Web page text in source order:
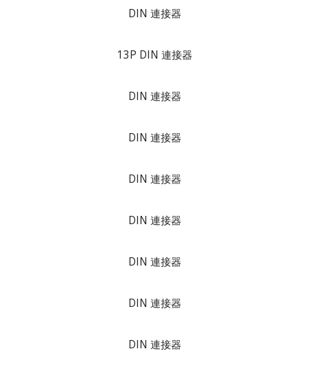
DIN 連接器
13P DIN 連接器
DIN 連接器
DIN 連接器
DIN 連接器
DIN 連接器
DIN 連接器
DIN 連接器
DIN 連接器